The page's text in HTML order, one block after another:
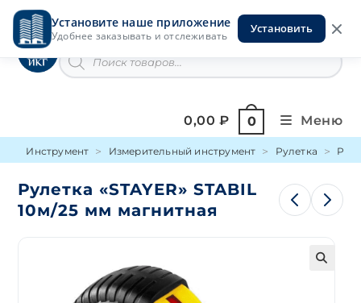
Установите наше приложение
Удобнее заказывать и отслеживать
Установить
Перейти
содержимомуИнструменты на Горской
товаров
0,00₽ 0 Меню
Инструмент Измерительный инструмент Рулетка
Рулетка «STAYER» STABIL
10м/25 мм магнитная